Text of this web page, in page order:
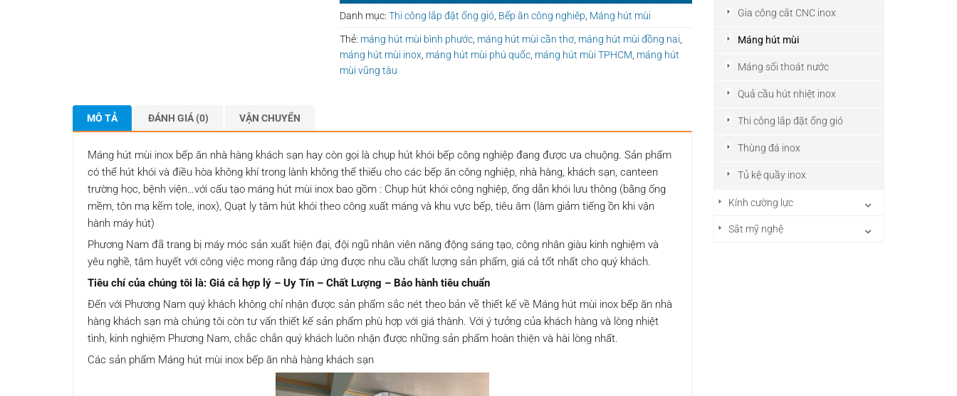
Gia công cắt CNC inox
Máng hút mùi
Máng sối thoát nước
Quả cầu hút nhiệt inox
Thi công lắp đặt ống gió
Thùng đá inox
Tủ kệ quầy inox
Kính cường lực
Sắt mỹ nghệ
Danh mục: Thi công lắp đặt ống gió Bếp ăn công nghiêp Máng hút mùi
Thẻ: máng hút mùi bình phước máng hút mùi cần thơ máng hút mùi đồng nai
máng hút mùi inox máng hút mùi phú quốc máng hút mùi TPHCM máng hút
mùi vũng tàu
MÔ TẢ ĐÁNH GIÁ (0) VẬN CHUYỂN
Máng hút mùi inox bếp ăn nhà hàng khách sạn hay còn gọi là chụp hút khói bếp công nghiệp đang được ưa chuộng. Sản phẩm
có thể hút khói và điều hòa không khí trong lành không thể thiếu cho các bếp ăn công nghiệp, nhà hàng, khách sạn, canteen
trường học, bệnh viện…với cấu tạo máng hút mùi inox bao gồm : Chụp hút khói công nghiệp, ống dẫn khói lưu thông (bằng ống
mềm, tôn mạ kẽm tole, inox), Quạt ly tâm hút khói theo công xuất máng và khu vực bếp, tiêu âm (làm giảm tiếng ồn khi vận
hành máy hút)
Phương Nam đã trang bị máy móc sản xuất hiện đại, đội ngũ nhân viên năng động sáng tạo, công nhân giàu kinh nghiệm và
yêu nghề, tâm huyết với công việc mong rằng đáp ứng được nhu cầu chất lượng sản phẩm, giá cả tốt nhất cho quý khách.
Tiêu chí của chúng tôi là: Giá cả hợp lý – Uy Tín – Chất Lượng – Bảo hành tiêu chuẩn
Đến với Phương Nam quý khách không chỉ nhận được sản phẩm sắc nét theo bản vẽ thiết kế về Máng hút mùi inox bếp ăn nhà
hàng khách sạn mà chúng tôi còn tư vấn thiết kế sản phẩm phù hợp với giá thành. Với ý tưởng của khách hàng và lòng nhiệt
tình, kinh nghiệm Phương Nam, chắc chắn quý khách luôn nhận được những sản phẩm hoàn thiện và hài lòng nhất.
Các sản phẩm Máng hút mùi inox bếp ăn nhà hàng khách sạn